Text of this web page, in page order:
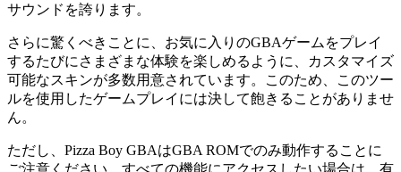
サウンドを誇ります。
さらに驚くべきことに、お気に入りのGBAゲームをプレイ
するたびにさまざまな体験を楽しめるように、カスタマイズ
可能なスキンが多数用意されています。このため、このツー
ルを使用したゲームプレイには決して飽きることがありませ
ん。
ただし、Pizza Boy GBAはGBA ROMでのみ動作することに